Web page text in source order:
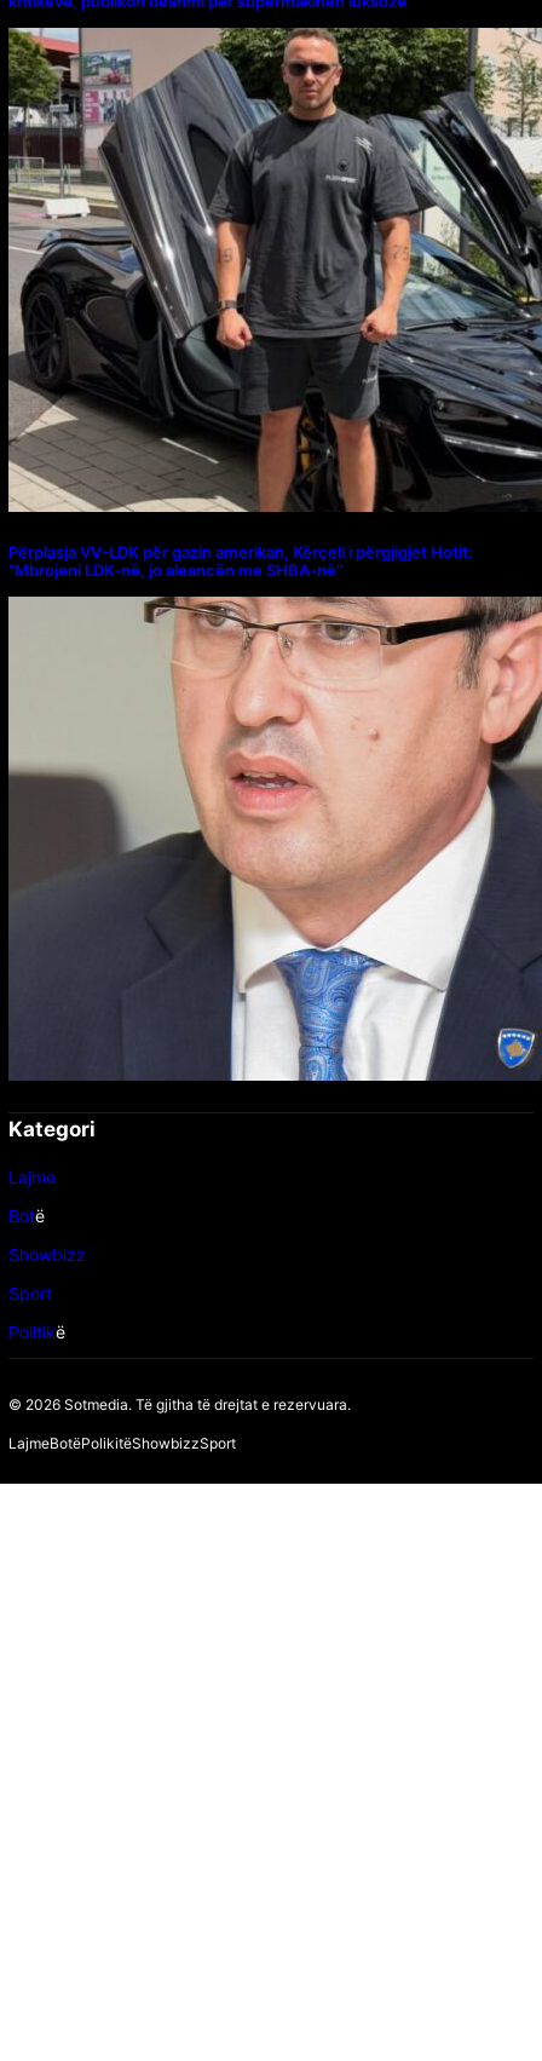
Përplasja VV-LDK për gazin amerikan, Kërçeli i përgjigjet Hotit:
“Mbrojeni LDK-në, jo aleancën me SHBA-në”
Kategori
Lajme
Botë
Showbizz
Sport
Politikë
© 2026 Sotmedia. Të gjitha të drejtat e rezervuara.
LajmeBotëPolikitëShowbizzSport